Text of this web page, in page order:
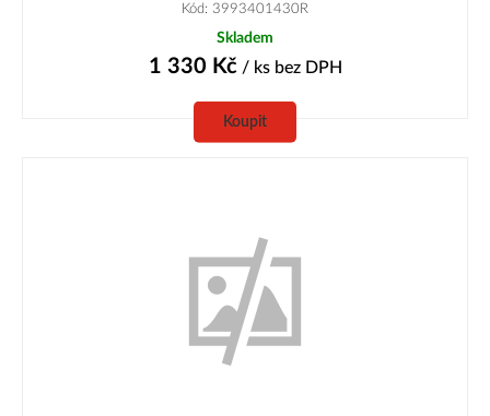
Kód: 3993401430R
Skladem
1 330 Kč/ ks bez DPH
Koupit